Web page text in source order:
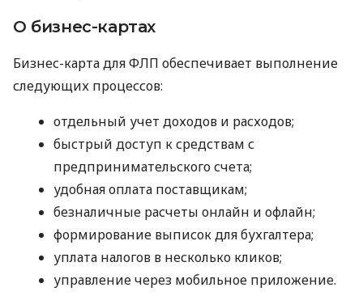
О бизнес-картах
Бизнес-карта для ФЛП обеспечивает выполнение
следующих процессов:
отдельный учет доходов и расходов;
быстрый доступ к средствам с
предпринимательского счета;
удобная оплата поставщикам;
безналичные расчеты онлайн и офлайн;
формирование выписок для бухгалтера;
уплата налогов в несколько кликов;
управление через мобильное приложение.